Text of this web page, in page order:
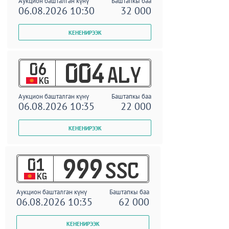
06.08.2026 10:30 32 000
06
KG 004 ALY
Аукцион башталган күнү Баштапкы баа
06.08.2026 10:35 22 000
01
KG 999 SSC
Аукцион башталган күнү Баштапкы баа
06.08.2026 10:35 62 000